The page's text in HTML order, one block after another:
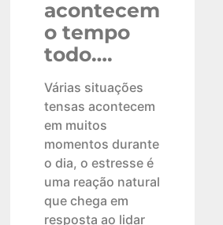
acontecem
o tempo
todo….
Várias situações
tensas acontecem
em muitos
momentos durante
o dia, o estresse é
uma reação natural
que chega em
resposta ao lidar